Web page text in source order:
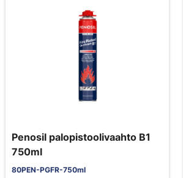
Penosil palopistoolivaahto B1
750ml
80PEN-PGFR-750ml